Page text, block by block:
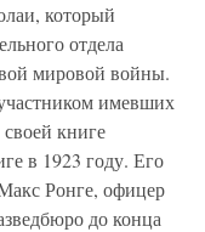
который
отдела
мировой войны.
имевших
книге
в 1923 году. Его
Ронге, офицер
до конца